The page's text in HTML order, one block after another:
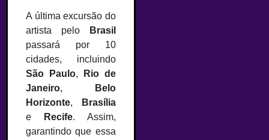
A última excursão do
artista pelo
Brasil
passará por 10
cidades, incluindo
São Paulo,
Rio de
Janeiro,
Belo
Horizonte,
Brasília
e
Recife. Assim,
garantindo que essa